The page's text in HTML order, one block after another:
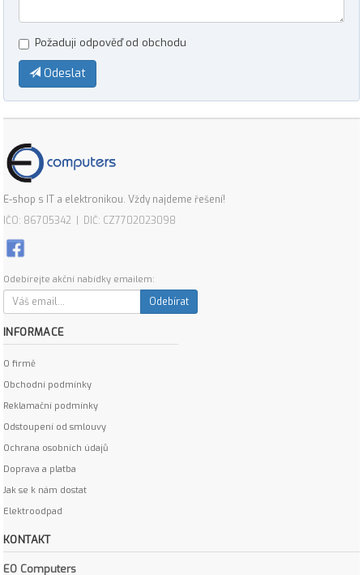
Požaduji odpověď od obchodu
Odeslat
E-shop s IT a elektronikou. Vždy najdeme řešení!
IČO: 86705342 | DIČ: CZ7702023098
Odebírejte akční nabídky emailem:
Odebírat
INFORMACE
O firmě
Obchodní podmínky
Reklamační podmínky
Odstoupení od smlouvy
Ochrana osobních údajů
Doprava a platba
Jak se k nám dostat
Elektroodpad
KONTAKT
EO Computers